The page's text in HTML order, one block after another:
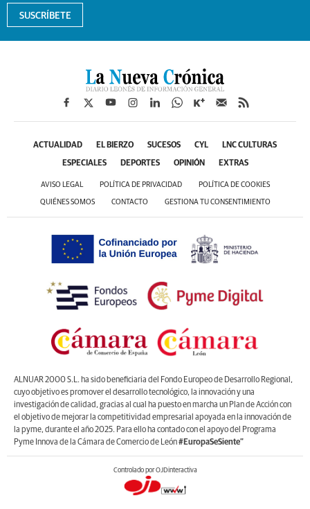
SUSCRÍBETE
ACTUALIDAD EL BIERZO SUCESOS CYL LNC CULTURAS
ESPECIALES DEPORTES OPINIÓN EXTRAS
AVISO LEGAL POLÍTICA DE PRIVACIDAD POLÍTICA DE COOKIES
QUIÉNES SOMOS CONTACTO GESTIONA TU CONSENTIMIENTO
ALNUAR 2000 S.L. ha sido beneficiaria del Fondo Europeo de Desarrollo Regional,
cuyo objetivo es promover el desarrollo tecnológico, la innovación y una
investigación de calidad, gracias al cual ha puesto en marcha un Plan de Acción con
el objetivo de mejorar la competitividad empresarial apoyada en la innovación de
la pyme, durante el año 2025. Para ello ha contado con el apoyo del Programa
Pyme Innova de la Cámara de Comercio de León#EuropaSeSiente”
Controlado por OJDinteractiva